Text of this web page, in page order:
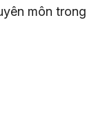
môn trong